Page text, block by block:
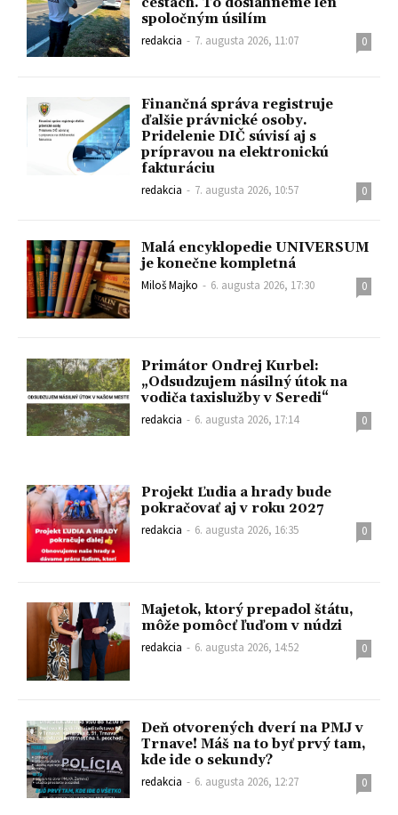
spoločným úsilím
redakcia - 7. augusta 2026, 11:07 0
Finančná správa registruje
ďalšie právnické osoby.
Pridelenie DIČ súvisí aj s
prípravou na elektronickú
fakturáciu
redakcia - 7. augusta 2026, 10:57 0
Malá encyklopedie UNIVERSUM
je konečne kompletná
Miloš Majko - 6. augusta 2026, 17:30 0
Primátor Ondrej Kurbel:
„Odsudzujem násilný útok na
vodiča taxislužby v Seredi“
redakcia - 6. augusta 2026, 17:14 0
Projekt Ľudia a hrady bude
pokračovať aj v roku 2027
redakcia - 6. augusta 2026, 16:35 0
Majetok, ktorý prepadol štátu,
môže pomôcť ľuďom v núdzi
redakcia - 6. augusta 2026, 14:52 0
Deň otvorených dverí na PMJ v
Trnave! Máš na to byť prvý tam,
kde ide o sekundy?
redakcia - 6. augusta 2026, 12:27 0